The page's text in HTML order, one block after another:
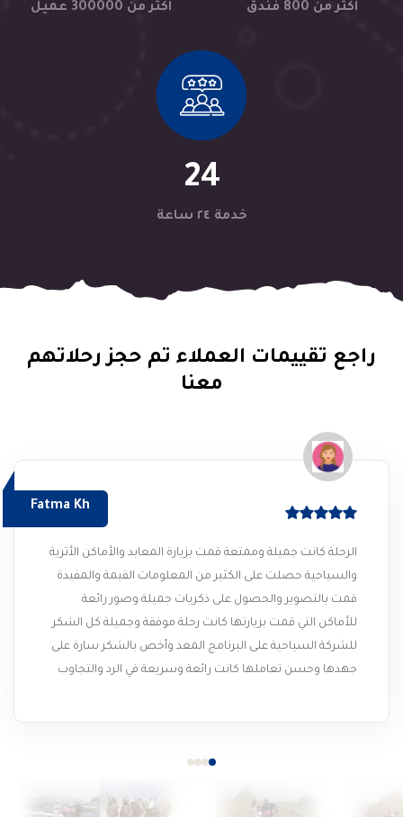
اكتر من 800 فندق اكثر من 300000 عميل
24
خدمة ٢٤ ساعة
راجع تقييمات العملاء تم حجز رحلاتهم
معنا
Fatma Kh
الرحلة كانت جميلة وممتعة قمت بزيارة المعابد والأماكن الأثرية
والسياحية حصلت على الكثير من المعلومات القيمة والمفيدة
قمت بالتصوير والحصول على ذكريات جميلة وصور رائعة
للأماكن التي قمت بزيارتها كانت رحلة موفقة وجميلة كل الشكر
للشركة السياحية على البرنامج المعد وأخص بالشكر سارة على
جهدها وحسن تعاملها كانت رائعة وسريعة في الرد والتجاوب